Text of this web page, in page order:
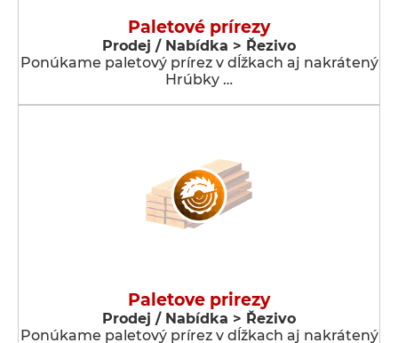
Paletové prírezy
Prodej / Nabídka > Řezivo
Ponúkame paletový prírez v dĺžkach aj nakrátený
Hrúbky …
Paletove prirezy
Prodej / Nabídka > Řezivo
Ponúkame paletový prírez v dĺžkach aj nakrátený